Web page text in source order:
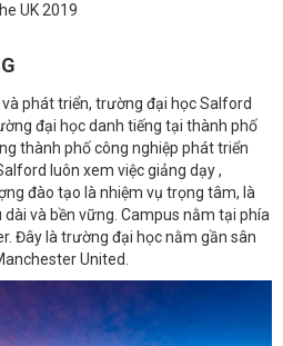
UK 2019
phát triển, trường đại học Salford
đại học danh tiếng tại thành phố
thành phố công nghiệp phát triển
luôn xem việc giảng dạy ,
đào tạo là nhiệm vụ trọng tâm, là
và bền vững. Campus nằm tại phía
Đây là trường đại học nằm gần sân
United.